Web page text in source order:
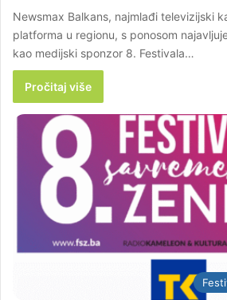
Newsmax Balkans, najmlađi televizijski
platforma u regionu, s ponosom
kao medijski sponzor 8. Festivala…
Pročitaj više